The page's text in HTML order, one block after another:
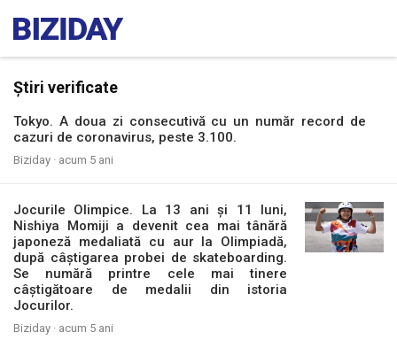
Știri verificate
Tokyo. A doua zi consecutivă cu un număr record de
cazuri de coronavirus, peste 3.100.
Biziday · acum 5 ani
Jocurile Olimpice. La 13 ani și 11 luni,
Nishiya Momiji a devenit cea mai tânără
japoneză medaliată cu aur la Olimpiadă,
după câștigarea probei de skateboarding.
Se numără printre cele mai tinere
câștigătoare de medalii din istoria
Jocurilor.
Biziday · acum 5 ani